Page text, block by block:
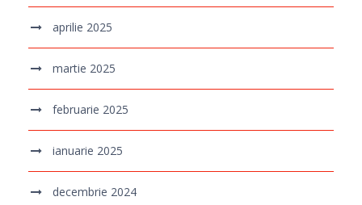
aprilie 2025
martie 2025
februarie 2025
ianuarie 2025
decembrie 2024